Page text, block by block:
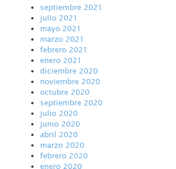
septiembre 2021
julio 2021
mayo 2021
marzo 2021
febrero 2021
enero 2021
diciembre 2020
noviembre 2020
octubre 2020
septiembre 2020
julio 2020
junio 2020
abril 2020
marzo 2020
febrero 2020
enero 2020